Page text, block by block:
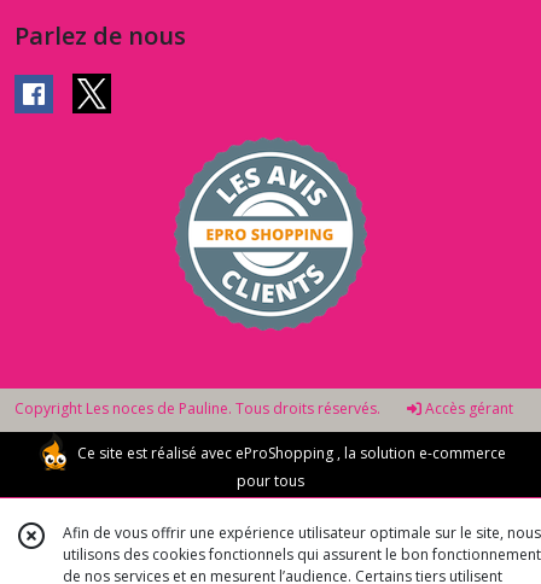
Parlez de nous
Copyright Les noces de Pauline. Tous droits réservés. Accès gérant
Ce site est réalisé avec eProShopping , la solution e-commerce
pour tous
Afin de vous offrir une expérience utilisateur optimale sur le site, nous
utilisons des cookies fonctionnels qui assurent le bon fonctionnement
de nos services et en mesurent l’audience. Certains tiers utilisent